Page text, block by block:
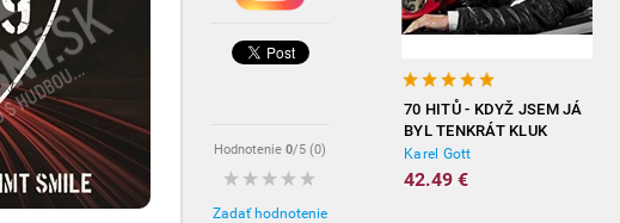
Hodnotenie 0/5 (0)
Zadať hodnotenie
70 HITŮ - KDYŽ JSEM JÁ
BYL TENKRÁT KLUK
(3CD)
Karel Gott
42.49 €